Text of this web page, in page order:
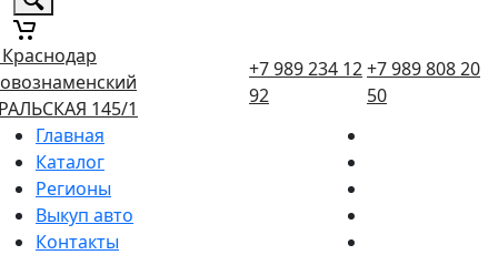
Краснодар
145/1
+7 989 234 12
92
+7 989 808 20
50
Главная
Каталог
Регионы
Выкуп авто
Контакты